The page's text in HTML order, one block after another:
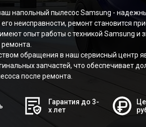
напольный пылесос Samsung -
неисправности, ремонт становится
опыт работы с техникой Samsung и
обращения в наш сервисный центр
запчастей, что обеспечивает
после ремонта.
Гарантия до 3-
х лет